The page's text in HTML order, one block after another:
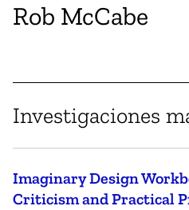
Rob McCabe
Investigaciones
Imaginary Design
Criticism and Practical